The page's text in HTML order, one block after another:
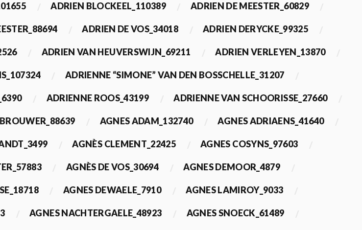
ADRIEN BLOCKEEL_110389 ADRIEN DE MEESTER_60829
ADRIEN DE VOS_34018 ADRIEN DERYCKE_99325
ADRIEN VAN HEUVERSWIJN_69211 ADRIEN VERLEYEN_13870
ADRIENNE “SIMONE” VAN DEN BOSSCHELLE_31207
ADRIENNE ROOS_43199 ADRIENNE VAN SCHOORISSE_27660
AGNES ADAM_132740 AGNES ADRIAENS_41640
AGNÈS CLEMENT_22425 AGNES COSYNS_97603
AGNÈS DE VOS_30694 AGNES DEMOOR_4879
AGNES DEWAELE_7910 AGNES LAMIROY_9033
AGNES NACHTERGAELE_48923 AGNES SNOECK_61489